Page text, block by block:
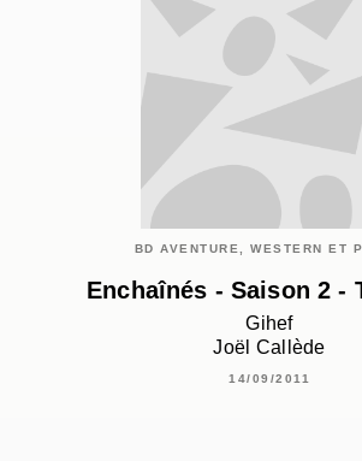
BD AVENTURE, WESTERN ET
Enchaînés - Saison 2 -
Gihef
Joël Callède
14/09/2011